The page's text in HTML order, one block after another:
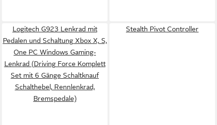
Logitech G923 Lenkrad mit
Pedalen und Schaltung Xbox X, S,
One PC Windows Gaming-
Lenkrad (Driving Force Komplett
Set mit 6 Gänge Schaltknauf
Schalthebel, Rennlenkrad,
Bremspedale)
Stealth Pivot Controller